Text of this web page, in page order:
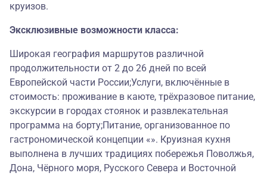
круизов.
Эксклюзивные возможности класса:
Широкая география маршрутов различной
продолжительности от 2 до 26 дней по всей
Европейской части России;Услуги, включённые в
стоимость: проживание в каюте, трёхразовое питание,
экскурсии в городах стоянок и развлекательная
программа на борту;Питание, организованное по
гастрономической концепции «». Круизная кухня
выполнена в лучших традициях побережья Поволжья,
Дона, Чёрного моря, Русского Севера и Восточной